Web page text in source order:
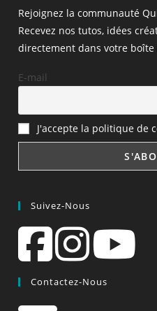
Rejoignez la communauté
Recevez nos tutos, idées
directement dans votre boîte
E-mail
J'accepte la politique de
Suivez-Nous
Contactez-Nous